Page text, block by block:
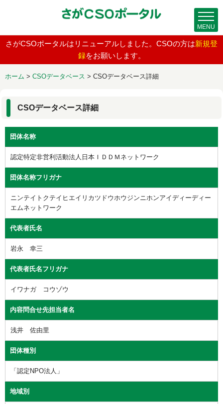
さがCSOポータルはリニューアルしました。CSOの方は新規登
録をお願いします。
ホーム > CSOデータベース > CSOデータベース詳細
CSOデータベース詳細
団体名称
認定特定非営利活動法人日本ＩＤＤＭネットワーク
団体名称フリガナ
ニンテイトクテイヒエイリカツドウホウジンニホンアイディーディー
エムネットワーク
代表者氏名
岩永 幸三
代表者氏名フリガナ
イワナガ コウゾウ
内容問合せ先担当者名
浅井 佐由里
団体種別
「認定NPO法人」
地域別
MENU